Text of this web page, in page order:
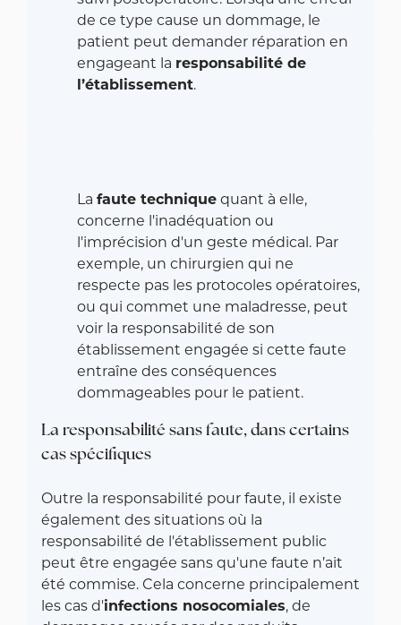
de ce type cause un dommage, le
patient peut demander réparation en
engageant la responsabilité de
l’établissement.
La faute techniquequant à elle,
concerne l'inadéquation ou
l'imprécision d'un geste médical. Par
exemple, un chirurgien qui ne
respecte pas les protocoles opératoires,
ou qui commet une maladresse, peut
voir la responsabilité de son
établissement engagée si cette faute
entraîne des conséquences
dommageables pour le patient.
La responsabilité sans faute, dans certains
cas spécifiques
Outre la responsabilité pour faute, il existe
également des situations où la
responsabilité de l'établissement public
peut être engagée sans qu'une faute n’ait
été commise. Cela concerne principalement
les cas d'infections nosocomiales, de